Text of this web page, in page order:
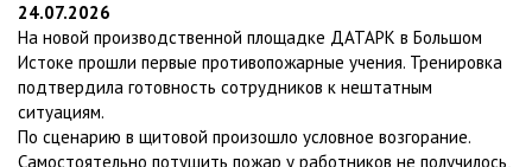
24.07.2026
На новой производственной площадке ДАТАРК в Большом
Истоке прошли первые противопожарные учения. Тренировка
подтвердила готовность сотрудников к нештатным
ситуациям.
По сценарию в щитовой произошло условное возгорание.
Самостоятельно потушить пожар у работников не получилось,